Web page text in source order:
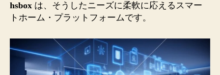
hsbox は、そうしたニーズに柔軟に応えるスマー
トホーム・プラットフォームです。